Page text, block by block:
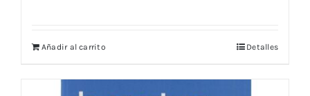
Añadir al carrito Detalles